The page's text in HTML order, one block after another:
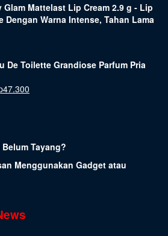
Glam Mattelast Lip Cream 2.9 g - Lip
Dengan Warna Intense, Tahan Lama
De Toilette Grandiose Parfum Pria
47.300
Tayang?
Menggunakan Gadget atau